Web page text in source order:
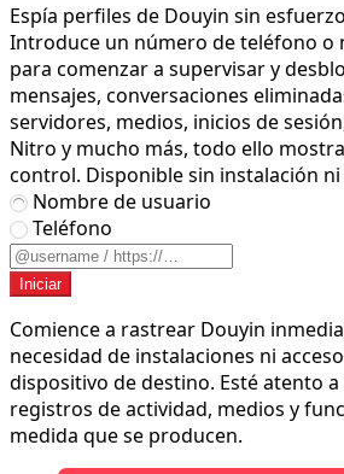
Espía perfiles de Douyin sin
Introduce un número de teléfono o
para comenzar a supervisar y
mensajes, conversaciones
servidores, medios, inicios de
Nitro y mucho más, todo ello
control. Disponible sin instalación
Nombre de usuario
Teléfono
Iniciar
Comience a rastrear Douyin
necesidad de instalaciones ni
dispositivo de destino. Esté atento a
registros de actividad, medios y
medida que se producen.